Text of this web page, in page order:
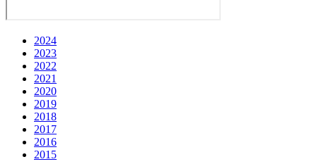
2024
2023
2022
2021
2020
2019
2018
2017
2016
2015